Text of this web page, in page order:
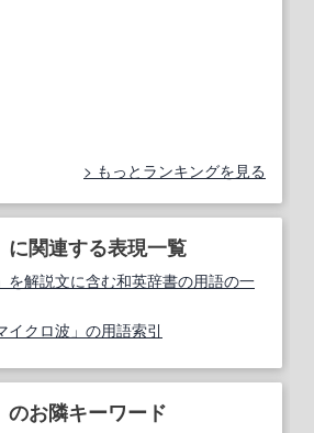
もっとランキングを見る
に関連する表現一覧
を解説文に含む和英辞書の用語の一
イクロ波」の用語索引
のお隣キーワード